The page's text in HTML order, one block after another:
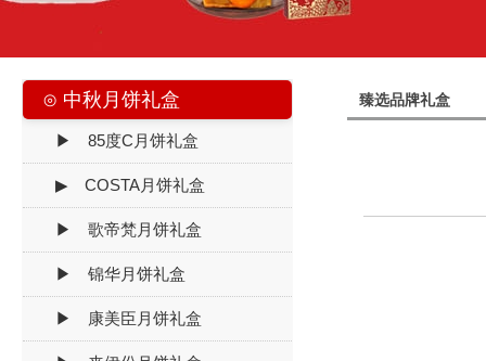
臻选品牌礼盒
⊙ 中秋月饼礼盒
▶ 85度C月饼礼盒
▶ COSTA月饼礼盒
▶ 歌帝梵月饼礼盒
▶ 锦华月饼礼盒
▶ 康美臣月饼礼盒